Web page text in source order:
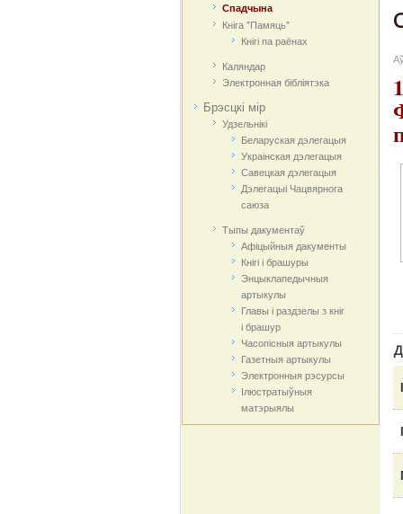
Спадчына
Кніга "Памяць"
Кнігі па раёнах
Каляндар
Электронная бібліятэка
Брэсцкі мір
Удзельнікі
Беларуская дэлегацыя
Украінская дэлегацыя
Савецкая дэлегацыя
Дэлегацыі Чацвярнога
саюза
Тыпы дакументаў
Афіцыйныя дакумeнты
Кнігі і брашуры
Энцыклапедычныя
артыкулы
Главы і раздзелы з кніг
і брашур
Часопісныя артыкулы
Газетныя артыкулы
Электронныя рэсурсы
Ілюстратыўныя
матэрыялы